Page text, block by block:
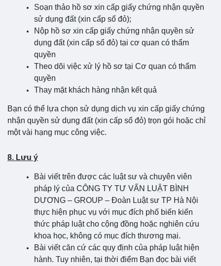
Soạn thảo hồ sơ xin cấp giấy chứng nhận quyền
sử dụng đất (xin cấp sổ đỏ);
Nộp hồ sơ xin cấp giấy chứng nhận quyền sử
dụng đất (xin cấp sổ đỏ) tại cơ quan có thẩm
quyền
Theo dõi việc xử lý hồ sơ tại Cơ quan có thẩm
quyền
Thay mặt khách hàng nhận kết quả
Bạn có thể lựa chọn sử dụng dịch vụ xin cấp giấy chứng
nhận quyền sử dụng đất (xin cấp sổ đỏ) trọn gói hoặc chỉ
một vài hạng mục công việc.
8. Lưu ý
Bài viết trên được các luật sư và chuyên viên
pháp lý của CÔNG TY TƯ VẤN LUẬT BÌNH
DƯƠNG – GROUP – Đoàn Luật sư TP Hà Nội
thực hiện phục vụ với mục đích phố biến kiến
thức pháp luật cho cộng đồng hoặc nghiên cứu
khoa học, không có mục đích thương mại.
Bài viết căn cứ các quy định của pháp luật hiện
hành. Tuy nhiên, tại thời điểm Bạn đọc bài viết